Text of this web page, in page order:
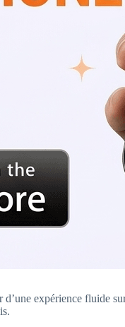
expérience fluide